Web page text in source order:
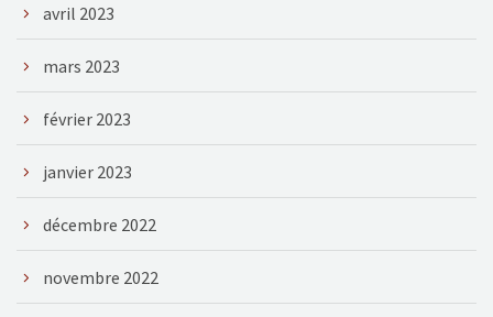
avril 2023
mars 2023
février 2023
janvier 2023
décembre 2022
novembre 2022